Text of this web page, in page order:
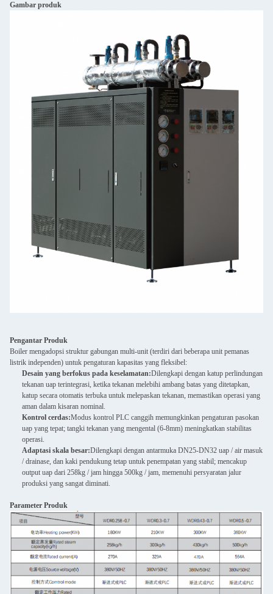
Gambar produk
Pengantar Produk
Boiler mengadopsi struktur gabungan multi-unit (terdiri dari beberapa unit pemanas
listrik independen) untuk pengaturan kapasitas yang fleksibel:
Desain yang berfokus pada keselamatan:Dilengkapi dengan katup perlindungan
tekanan uap terintegrasi, ketika tekanan melebihi ambang batas yang ditetapkan,
katup secara otomatis terbuka untuk melepaskan tekanan, memastikan operasi yang
aman dalam kisaran nominal.
Kontrol cerdas:Modus kontrol PLC canggih memungkinkan pengaturan pasokan
uap yang tepat; tangki tekanan yang mengental (6-8mm) meningkatkan stabilitas
operasi.
Adaptasi skala besar:Dilengkapi dengan antarmuka DN25-DN32 uap / air masuk
/ drainase, dan kaki pendukung tetap untuk penempatan yang stabil; mencakup
output uap dari 258kg / jam hingga 500kg / jam, memenuhi persyaratan jalur
produksi yang sangat diminati.
Parameter Produk